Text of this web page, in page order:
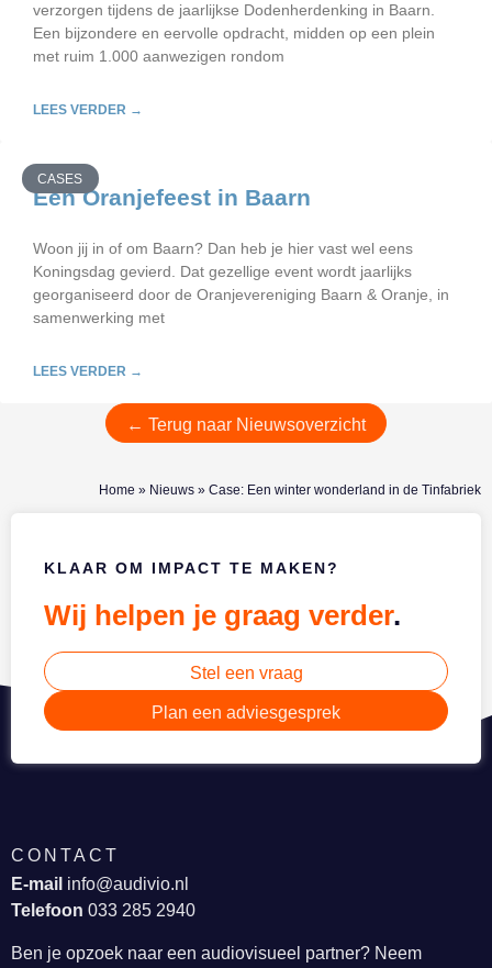
verzorgen tijdens de jaarlijkse Dodenherdenking in Baarn.
Een bijzondere en eervolle opdracht, midden op een plein
met ruim 1.000 aanwezigen rondom
LEES VERDER →
CASES
Een Oranjefeest in Baarn
Woon jij in of om Baarn? Dan heb je hier vast wel eens
Koningsdag gevierd. Dat gezellige event wordt jaarlijks
georganiseerd door de Oranjevereniging Baarn & Oranje, in
samenwerking met
LEES VERDER →
← Terug naar Nieuwsoverzicht
Home » Nieuws » Case: Een winter wonderland in de Tinfabriek
KLAAR OM IMPACT TE MAKEN?
Wij helpen je graag verder.
Stel een vraag
Plan een adviesgesprek
CONTACT
E-mail info@audivio.nl
Telefoon 033 285 2940
Ben je opzoek naar een audiovisueel partner? Neem